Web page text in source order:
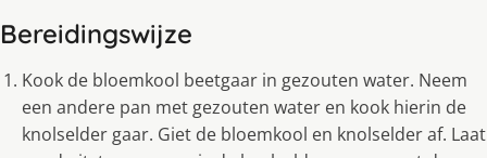
Bereidingswijze
Kook de bloemkool beetgaar in gezouten water. Neem
een andere pan met gezouten water en kook hierin de
knolselder gaar. Giet de bloemkool en knolselder af. Laat